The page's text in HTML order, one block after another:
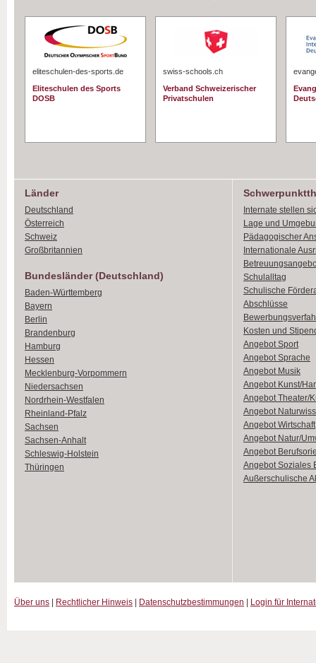
eliteschulen-des-sports.de
Eliteschulen des Sports
DOSB
swiss-schools.ch
Verband Schweizerischer
Privatschulen
Länder
Deutschland
Österreich
Schweiz
Großbritannien
Bundesländer (Deutschland)
Baden-Württemberg
Bayern
Berlin
Brandenburg
Hamburg
Hessen
Mecklenburg-Vorpommern
Niedersachsen
Nordrhein-Westfalen
Rheinland-Pfalz
Sachsen
Sachsen-Anhalt
Schleswig-Holstein
Thüringen
Internate stellen
Lage und
Pädagogischer
Internationale
Schulalltag
Schulische
Abschlüsse
Kosten und
Angebot Sport
Angebot Sprache
Angebot Musik
Angebot Kunst/
Angebot Theater/
Angebot
Angebot Wirtschaft
Angebot Natur/
Angebot
Angebot Soziales
Außerschulische
Über uns Rechtlicher Hinweis Datenschutzbestimmungen Login für